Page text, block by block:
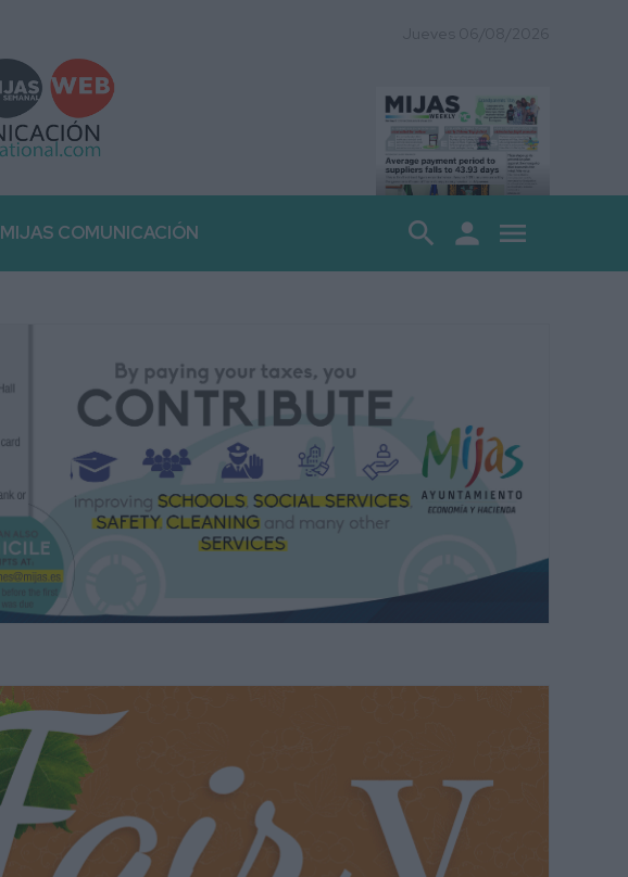
MIJAS COMUNICACIÓN search person menu